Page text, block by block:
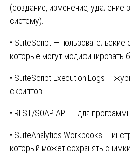
(создание, изменение, удаление
систему).
• SuiteScript — пользовательские
которые могут модифицировать
• SuiteScript Execution Logs —
скриптов.
• REST/SOAP API — для
• SuiteAnalytics Workbooks —
который может сохранять